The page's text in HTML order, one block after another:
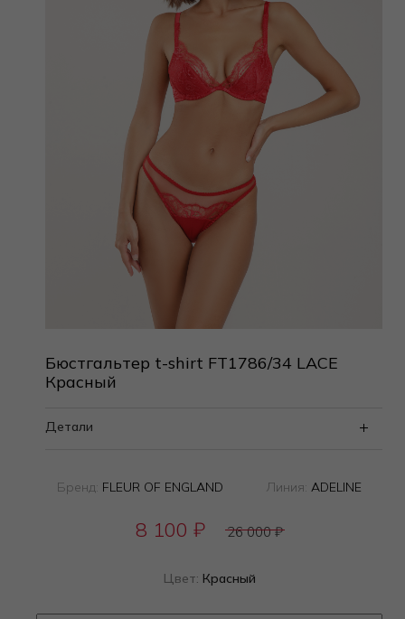
Бюстгальтер t-shirt FT1786/34 LACE
Красный
Детали
Бренд: FLEUR OF ENGLAND Линия: ADELINE
8 100 ₽ 26 000₽
Цвет: Красный